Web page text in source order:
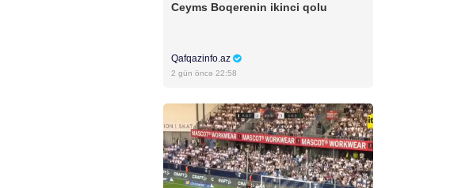
Ceyms Boqerenin ikinci qolu
Qafqazinfo.az
2 gün öncə 22:58